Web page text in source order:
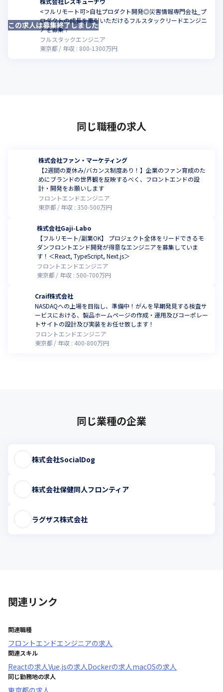
<フルリモート可>自社プロダクト開発◎災害情報専門会社_プ
ロダクトの成長を牽引いただけるフルスタックリードエンジニ
アを募集！
フルスタックエンジニア
東京都
年収 : 800-1300万円
この求人は募集終了しました
同じ職種の求人
株式会社ファン・マーケティング
【2週間の夏休み/バカンス制度あり！】企業のファン育成のた
めにブランドの世界観を反映するべく、フロントエンドの設
計・開発をお願いします
フロントエンドエンジニア
東京都
年収 : 350-500万円
株式会社Gaji-Labo
【フルリモート/副業OK】 プロジェクト全体をリードできるモ
ダンフロントエンド開発が得意なエンジニアを募集していま
す！＜React, TypeScript, Next.js＞
フロントエンドエンジニア
東京都
年収 : 500-700万円
Craif株式会社
NASDAQへの上場を目指し、準備中！がんを早期発見する検査サ
ービスにおける、製品ホームページの作成・運用及びコーポレー
トサイトの設計及び実装をお任せ致します！
フロントエンドエンジニア
東京都
年収 : 400-800万円
同じ業種の企業
株式会社SocialDog
株式会社保健同人フロンティア
ラグザス株式会社
関連リンク
関連職種
フロントエンドエンジニアの求人
関連スキル
Reactの求人Vue.jsの求人Dockerの求人macOSの求人
同じ勤務地の求人
東京都の求人